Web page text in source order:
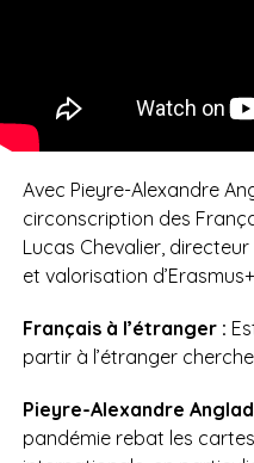
Avec Pieyre-Alexandre
circonscription des
Lucas Chevalier,
et valorisation
Français à l’étranger :
partir à l’étranger
Pieyre-Alexandre
pandémie rebat les